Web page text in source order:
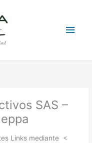
SAS –
Links mediante <